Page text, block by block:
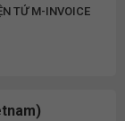
TỬ M-INVOICE